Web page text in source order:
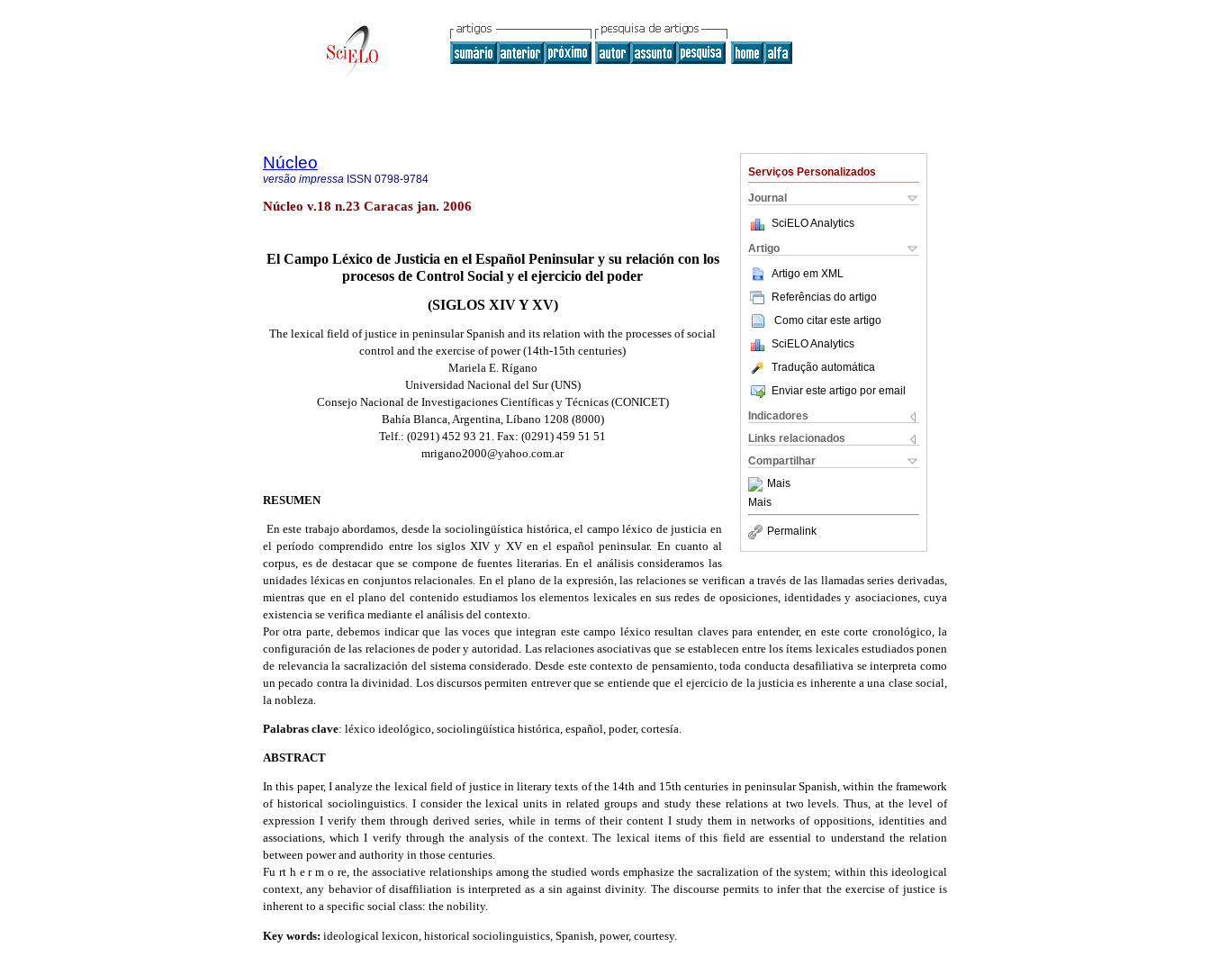
Serviços Personalizados
Journal
SciELO Analytics
Artigo
Artigo em XML
Referências do artigo
Como citar este artigo
SciELO Analytics
Tradução automática
Enviar este artigo por email
Indicadores
Links relacionados
Compartilhar
Mais
Mais
Permalink
Núcleo
versão impressa ISSN 0798-9784
Núcleo v.18 n.23 Caracas jan. 2006
El Campo Léxico de Justicia en el Español Peninsular y su relación con los
procesos de Control Social y el ejercicio del poder
(SIGLOS XIV Y XV)
The lexical field of justice in peninsular Spanish and its relation with the processes of social
control and the exercise of power (14th-15th centuries)
Mariela E. Rígano
Universidad Nacional del Sur (UNS)
Consejo Nacional de Investigaciones Científicas y Técnicas (CONICET)
Bahía Blanca, Argentina, Líbano 1208 (8000)
Telf.: (0291) 452 93 21. Fax: (0291) 459 51 51
mrigano2000@yahoo.com.ar
RESUMEN
En este trabajo abordamos, desde la sociolingüística histórica, el campo léxico de justicia en
el período comprendido entre los siglos XIV y XV en el español peninsular. En cuanto al
corpus, es de destacar que se compone de fuentes literarias. En el análisis consideramos las
unidades léxicas en conjuntos relacionales. En el plano de la expresión, las relaciones se verifican a través de las llamadas series derivadas,
mientras que en el plano del contenido estudiamos los elementos lexicales en sus redes de oposiciones, identidades y asociaciones, cuya
existencia se verifica mediante el análisis del contexto.
Por otra parte, debemos indicar que las voces que integran este campo léxico resultan claves para entender, en este corte cronológico, la
configuración de las relaciones de poder y autoridad. Las relaciones asociativas que se establecen entre los ítems lexicales estudiados ponen
de relevancia la sacralización del sistema considerado. Desde este contexto de pensamiento, toda conducta desafiliativa se interpreta como
un pecado contra la divinidad. Los discursos permiten entrever que se entiende que el ejercicio de la justicia es inherente a una clase social,
la nobleza.
Palabras clave: léxico ideológico, sociolingüística histórica, español, poder, cortesía.
ABSTRACT
In this paper, I analyze the lexical field of justice in literary texts of the 14th and 15th centuries in peninsular Spanish, within the framework
of historical sociolinguistics. I consider the lexical units in related groups and study these relations at two levels. Thus, at the level of
expression I verify them through derived series, while in terms of their content I study them in networks of oppositions, identities and
associations, which I verify through the analysis of the context. The lexical items of this field are essential to understand the relation
between power and authority in those centuries.
Fu rt h e r m o re, the associative relationships among the studied words emphasize the sacralization of the system; within this ideological
context, any behavior of disaffiliation is interpreted as a sin against divinity. The discourse permits to infer that the exercise of justice is
inherent to a specific social class: the nobility.
Key words: ideological lexicon, historical sociolinguistics, Spanish, power, courtesy.